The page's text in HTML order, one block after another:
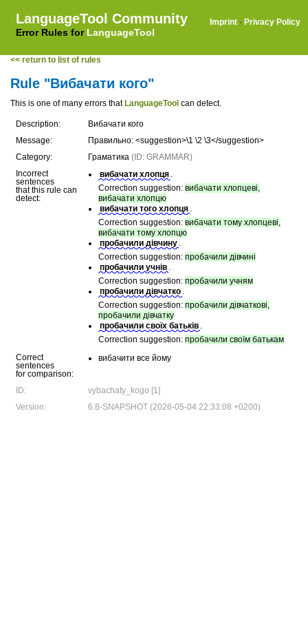
LanguageTool Community
Error Rules for LanguageTool
Imprint · Privacy Policy
<< return to list of rules
Rule "Вибачати кого"
This is one of many errors that LanguageTool can detect.
Description:
Вибачати кого
Message:
Правильно: <suggestion>\1 \2 \3</suggestion>
Category:
Граматика (ID: GRAMMAR)
Incorrect
sentences
that this rule can
detect:
вибачати хлопця .
Correction suggestion: вибачати хлопцеві,
вибачати хлопцю
вибачати того хлопця .
Correction suggestion: вибачати тому хлопцеві,
вибачати тому хлопцю
пробачили дівчину .
Correction suggestion: пробачили дівчині
пробачили учнів .
Correction suggestion: пробачили учням
пробачили дівчатко .
Correction suggestion: пробачили дівчаткові,
пробачили дівчатку
пробачили своїх батьків .
Correction suggestion: пробачили своїм батькам
Correct
sentences
for comparison:
вибачити все йому
ID:
vybachaty_kogo [1]
Version:
6.8-SNAPSHOT (2026-05-04 22:33:08 +0200)